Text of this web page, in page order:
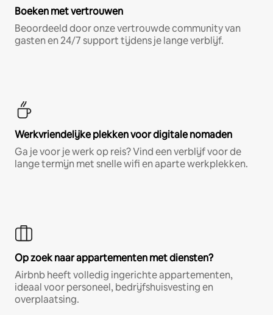
Boeken met vertrouwen
Beoordeeld door onze vertrouwde community van
gasten en 24/7 support tijdens je lange verblijf.
Werkvriendelijke plekken voor digitale nomaden
Ga je voor je werk op reis? Vind een verblijf voor de
lange termijn met snelle wifi en aparte werkplekken.
Op zoek naar appartementen met diensten?
Airbnb heeft volledig ingerichte appartementen,
ideaal voor personeel, bedrijfshuisvesting en
overplaatsing.